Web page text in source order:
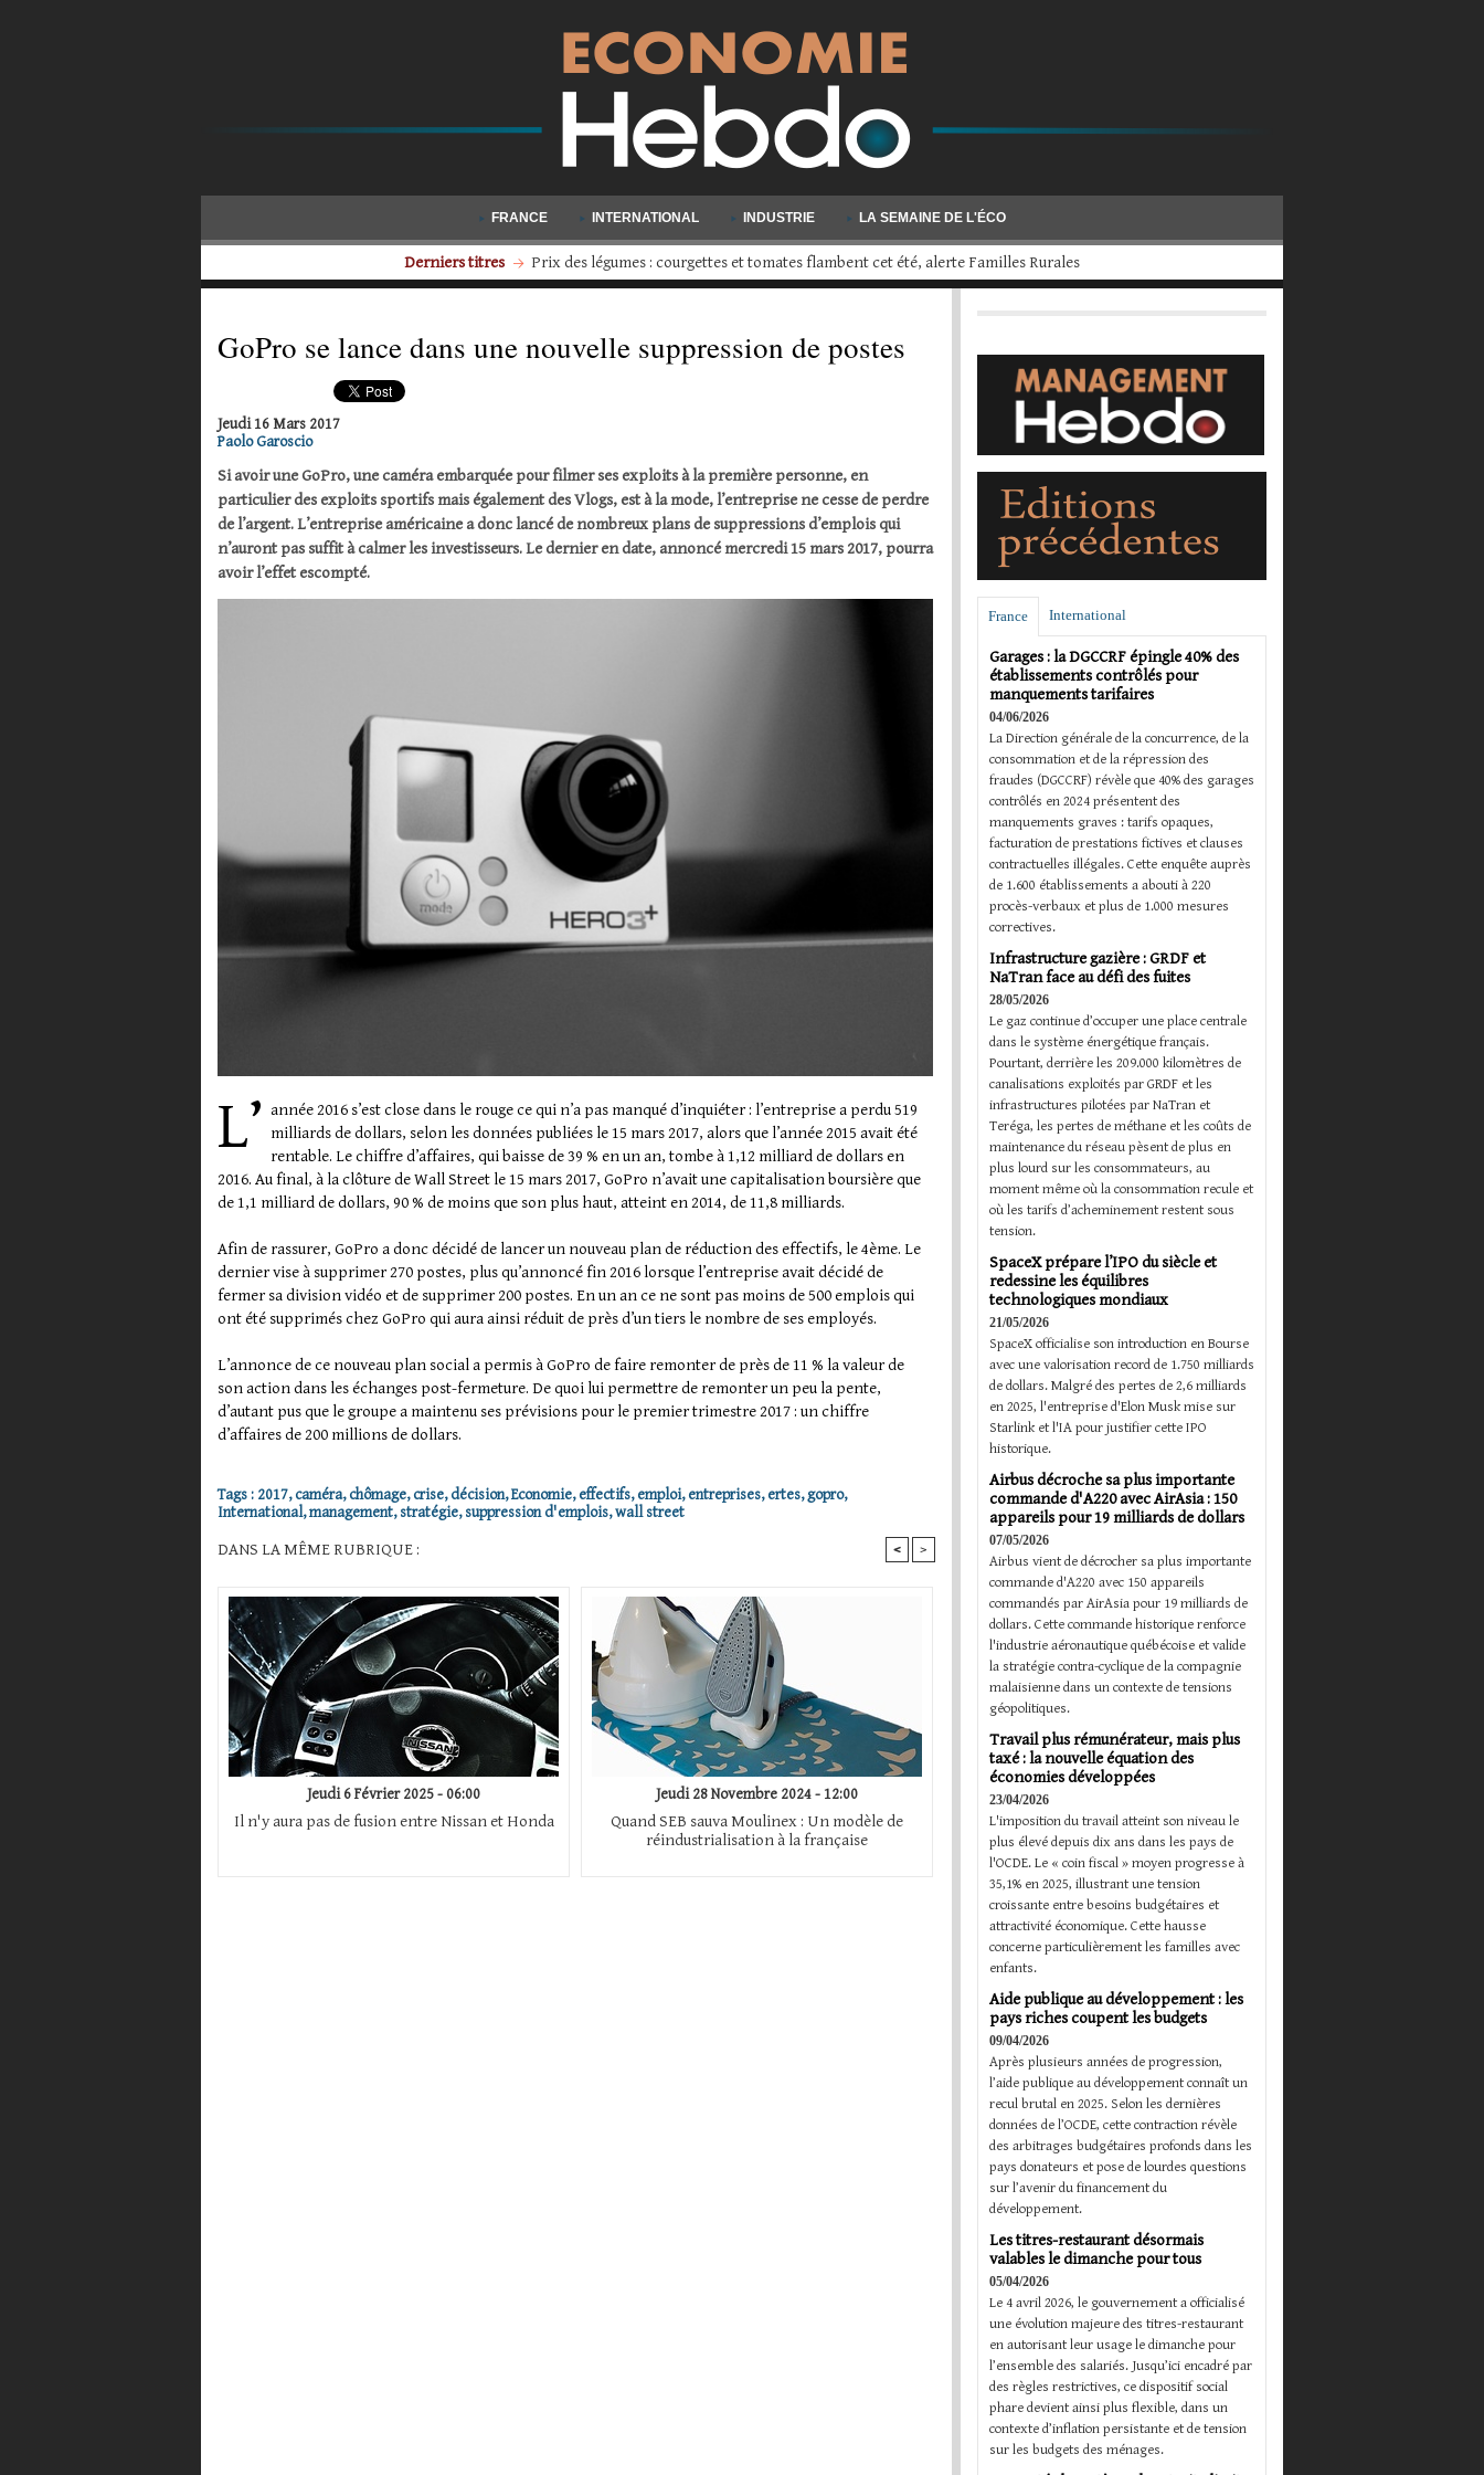
FRANCE INTERNATIONAL INDUSTRIE LA SEMAINE DE L'ÉCO
Derniers titres Volkswagen engage une restructuration d'ampleur : quatre usines devraient fermer
GoPro se lance dans une nouvelle suppression de postes
Jeudi 16 Mars 2017
Paolo Garoscio
Si avoir une GoPro, une caméra embarquée pour filmer ses exploits à la première personne, en
particulier des exploits sportifs mais également des Vlogs, est à la mode, l’entreprise ne cesse de perdre
de l’argent. L’entreprise américaine a donc lancé de nombreux plans de suppressions d’emplois qui
n’auront pas suffit à calmer les investisseurs. Le dernier en date, annoncé mercredi 15 mars 2017, pourra
avoir l’effet escompté.
L’ année 2016 s’est close dans le rouge ce qui n’a pas manqué d’inquiéter : l’entreprise a perdu 519
milliards de dollars, selon les données publiées le 15 mars 2017, alors que l’année 2015 avait été
rentable. Le chiffre d’affaires, qui baisse de 39 % en un an, tombe à 1,12 milliard de dollars en
2016. Au final, à la clôture de Wall Street le 15 mars 2017, GoPro n’avait une capitalisation boursière que
de 1,1 milliard de dollars, 90 % de moins que son plus haut, atteint en 2014, de 11,8 milliards.
Afin de rassurer, GoPro a donc décidé de lancer un nouveau plan de réduction des effectifs, le 4ème. Le
dernier vise à supprimer 270 postes, plus qu’annoncé fin 2016 lorsque l’entreprise avait décidé de
fermer sa division vidéo et de supprimer 200 postes. En un an ce ne sont pas moins de 500 emplois qui
ont été supprimés chez GoPro qui aura ainsi réduit de près d’un tiers le nombre de ses employés.
L’annonce de ce nouveau plan social a permis à GoPro de faire remonter de près de 11 % la valeur de
son action dans les échanges post-fermeture. De quoi lui permettre de remonter un peu la pente,
d’autant pus que le groupe a maintenu ses prévisions pour le premier trimestre 2017 : un chiffre
d’affaires de 200 millions de dollars.
Tags : 2017,caméra,chômage,crise,décision,Economie,effectifs,emploi,entreprises,ertes,gopro,
International,management,stratégie,suppression d'emplois,wall street
DANS LA MÊME RUBRIQUE : < >
Jeudi 6 Février 2025 - 06:00
Il n'y aura pas de fusion entre Nissan et Honda
Jeudi 28 Novembre 2024 - 12:00
Quand SEB sauva Moulinex : Un modèle de
réindustrialisation à la française
France International
Garages : la DGCCRF épingle 40% des
établissements contrôlés pour
manquements tarifaires
04/06/2026
La Direction générale de la concurrence, de la
consommation et de la répression des
fraudes (DGCCRF) révèle que 40% des garages
contrôlés en 2024 présentent des
manquements graves : tarifs opaques,
facturation de prestations fictives et clauses
contractuelles illégales. Cette enquête auprès
de 1.600 établissements a abouti à 220
procès-verbaux et plus de 1.000 mesures
correctives.
Infrastructure gazière : GRDF et
NaTran face au défi des fuites
28/05/2026
Le gaz continue d’occuper une place centrale
dans le système énergétique français.
Pourtant, derrière les 209.000 kilomètres de
canalisations exploités par GRDF et les
infrastructures pilotées par NaTran et
Teréga, les pertes de méthane et les coûts de
maintenance du réseau pèsent de plus en
plus lourd sur les consommateurs, au
moment même où la consommation recule et
où les tarifs d’acheminement restent sous
tension.
SpaceX prépare l’IPO du siècle et
redessine les équilibres
technologiques mondiaux
21/05/2026
SpaceX officialise son introduction en Bourse
avec une valorisation record de 1.750 milliards
de dollars. Malgré des pertes de 2,6 milliards
en 2025, l'entreprise d'Elon Musk mise sur
Starlink et l'IA pour justifier cette IPO
historique.
Airbus décroche sa plus importante
commande d'A220 avec AirAsia : 150
appareils pour 19 milliards de dollars
07/05/2026
Airbus vient de décrocher sa plus importante
commande d'A220 avec 150 appareils
commandés par AirAsia pour 19 milliards de
dollars. Cette commande historique renforce
l'industrie aéronautique québécoise et valide
la stratégie contra-cyclique de la compagnie
malaisienne dans un contexte de tensions
géopolitiques.
Travail plus rémunérateur, mais plus
taxé : la nouvelle équation des
économies développées
23/04/2026
L'imposition du travail atteint son niveau le
plus élevé depuis dix ans dans les pays de
l'OCDE. Le « coin fiscal » moyen progresse à
35,1% en 2025, illustrant une tension
croissante entre besoins budgétaires et
attractivité économique. Cette hausse
concerne particulièrement les familles avec
enfants.
Aide publique au développement : les
pays riches coupent les budgets
09/04/2026
Après plusieurs années de progression,
l’aide publique au développement connaît un
recul brutal en 2025. Selon les dernières
données de l’OCDE, cette contraction révèle
des arbitrages budgétaires profonds dans les
pays donateurs et pose de lourdes questions
sur l’avenir du financement du
développement.
Les titres-restaurant désormais
valables le dimanche pour tous
05/04/2026
Le 4 avril 2026, le gouvernement a officialisé
une évolution majeure des titres-restaurant
en autorisant leur usage le dimanche pour
l’ensemble des salariés. Jusqu’ici encadré par
des règles restrictives, ce dispositif social
phare devient ainsi plus flexible, dans un
contexte d’inflation persistante et de tension
sur les budgets des ménages.